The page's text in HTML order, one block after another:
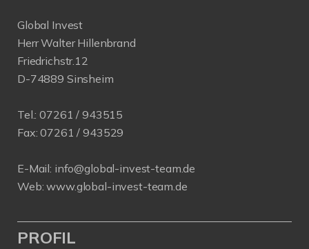
Global Invest
Herr Walter Hillenbrand
Friedrichstr.12
D-74889 Sinsheim
Tel.:07261 / 943515
Fax: 07261 / 943529
E-Mail: info@global-invest-team.de
Web:www.global-invest-team.de
PROFIL